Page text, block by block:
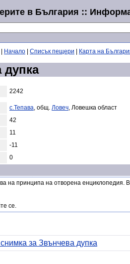
в България ::
Начало Списък пещери Карта на
дупка
2242
с.Тепава, общ. Ловеч, Ловешка област
42
11
-11
0
на принципа на отворена енциклопедия.
се.
за Звънчева дупка